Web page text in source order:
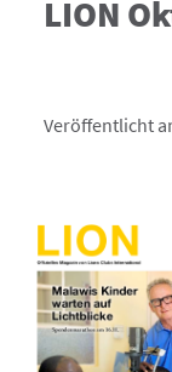
LION
Veröffentlicht